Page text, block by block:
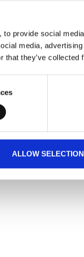
provide social
media,
that they’ve
ALLOW SELECTION